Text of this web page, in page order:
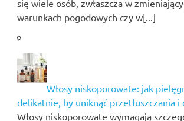
się wiele osób, zwłaszcza w
warunkach pogodowych czy w[...]
Włosy niskoporowate: jak
delikatnie, by uniknąć przetłuszczania i
Włosy niskoporowate wymagają